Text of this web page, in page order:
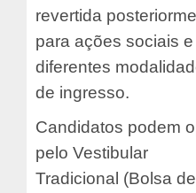
revertida
para ações sociais e
diferentes
de ingresso.
Candidatos podem
pelo Vestibular
Tradicional (Bolsa de